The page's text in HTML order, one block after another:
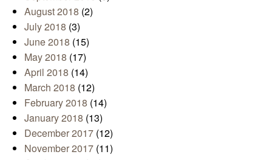
August 2018 (2)
July 2018 (3)
June 2018 (15)
May 2018 (17)
April 2018 (14)
March 2018 (12)
February 2018 (14)
January 2018 (13)
December 2017 (12)
November 2017 (11)